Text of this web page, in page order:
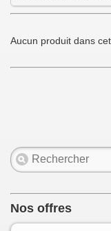
Aucun produit dans
Nos offres